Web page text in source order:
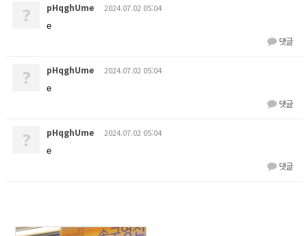
? pHqghUme 2024.07.02 05:04
e
댓글
? pHqghUme 2024.07.02 05:04
e
댓글
? pHqghUme 2024.07.02 05:04
e
댓글